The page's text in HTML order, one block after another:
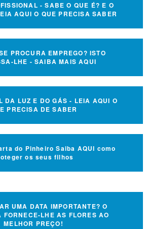
- SABE O QUE É? E O
AQUI O QUE PRECISA SABER
PROCURA EMPREGO? ISTO
LHE - SAIBA MAIS AQUI
DA LUZ E DO GÁS - LEIA AQUI O
PRECISA DE SABER
do Pinheiro Saiba AQUI como
os seus filhos
UMA DATA IMPORTANTE? O
FORNECE-LHE AS FLORES AO
MELHOR PREÇO!